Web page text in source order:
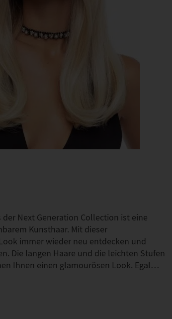
der Next Generation Collection ist eine
Kunsthaar. Mit dieser
immer wieder neu entdecken und
Die langen Haare und die leichten Stufen
Ihnen einen glamourösen Look. Egal…